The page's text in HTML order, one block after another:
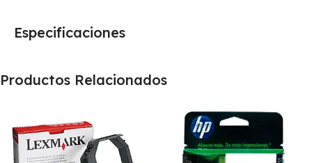
Especificaciones
Productos Relacionados